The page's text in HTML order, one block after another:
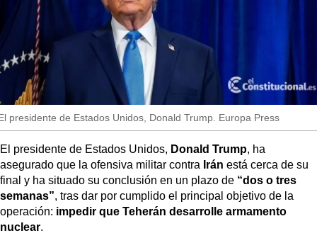
OPINIÓN
MUNICIPIOS
presidente de Estados Unidos, Donald Trump. Europa Press
El presidente de Estados Unidos, Donald Trump, ha
asegurado que la ofensiva militar contra Irán está cerca de su
final y ha situado su conclusión en un plazo de “dos o tres
semanas”, tras dar por cumplido el principal objetivo de la
operación: impedir que Teherán desarrolle armamento
nuclear.